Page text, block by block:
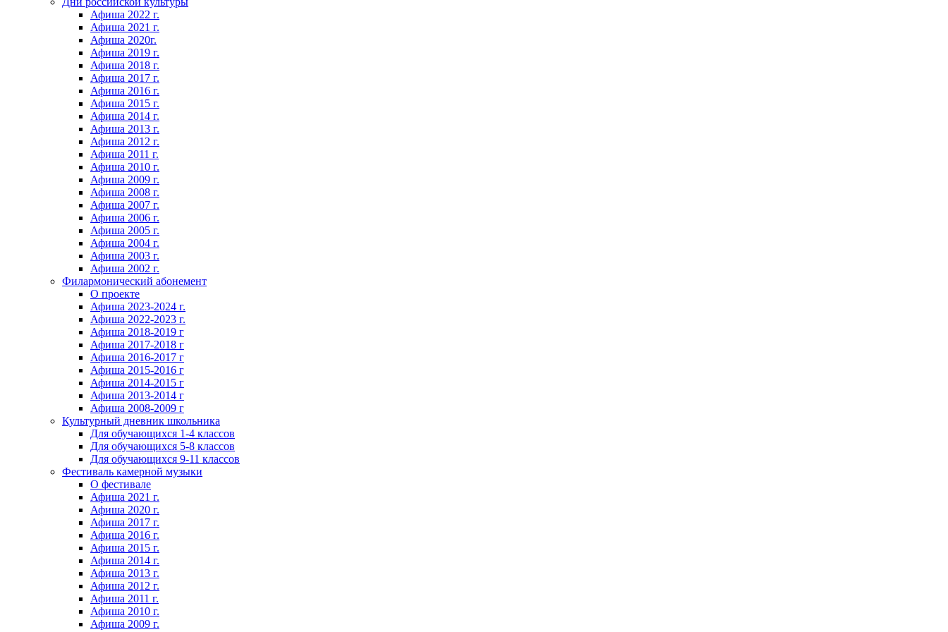
Афиша 2022 г.
Афиша 2021 г.
Афиша 2020г.
Афиша 2019 г.
Афиша 2018 г.
Афиша 2017 г.
Афиша 2016 г.
Афиша 2015 г.
Афиша 2014 г.
Афиша 2013 г.
Афиша 2012 г.
Афиша 2011 г.
Афиша 2010 г.
Афиша 2009 г.
Афиша 2008 г.
Афиша 2007 г.
Афиша 2006 г.
Афиша 2005 г.
Афиша 2004 г.
Афиша 2003 г.
Афиша 2002 г.
Филармонический абонемент
О проекте
Афиша 2023-2024 г.
Афиша 2022-2023 г.
Афиша 2018-2019 г
Афиша 2017-2018 г
Афиша 2016-2017 г
Афиша 2015-2016 г
Афиша 2014-2015 г
Афиша 2013-2014 г
Афиша 2008-2009 г
Культурный дневник школьника
Для обучающихся 1-4 классов
Для обучающихся 5-8 классов
Для обучающихся 9-11 классов
Фестиваль камерной музыки
О фестивале
Афиша 2021 г.
Афиша 2020 г.
Афиша 2017 г.
Афиша 2016 г.
Афиша 2015 г.
Афиша 2014 г.
Афиша 2013 г.
Афиша 2012 г.
Афиша 2011 г.
Афиша 2010 г.
Афиша 2009 г.